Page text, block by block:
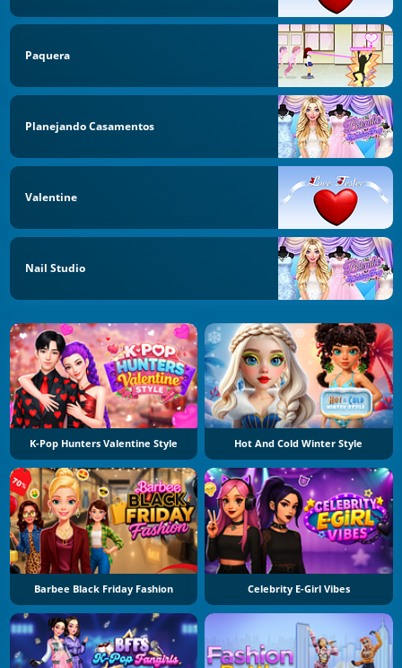
Paquera
Planejando Casamentos
Valentine
Nail Studio
K-Pop Hunters Valentine Style Hot And Cold Winter Style
Barbee Black Friday Fashion Celebrity E-Girl Vibes